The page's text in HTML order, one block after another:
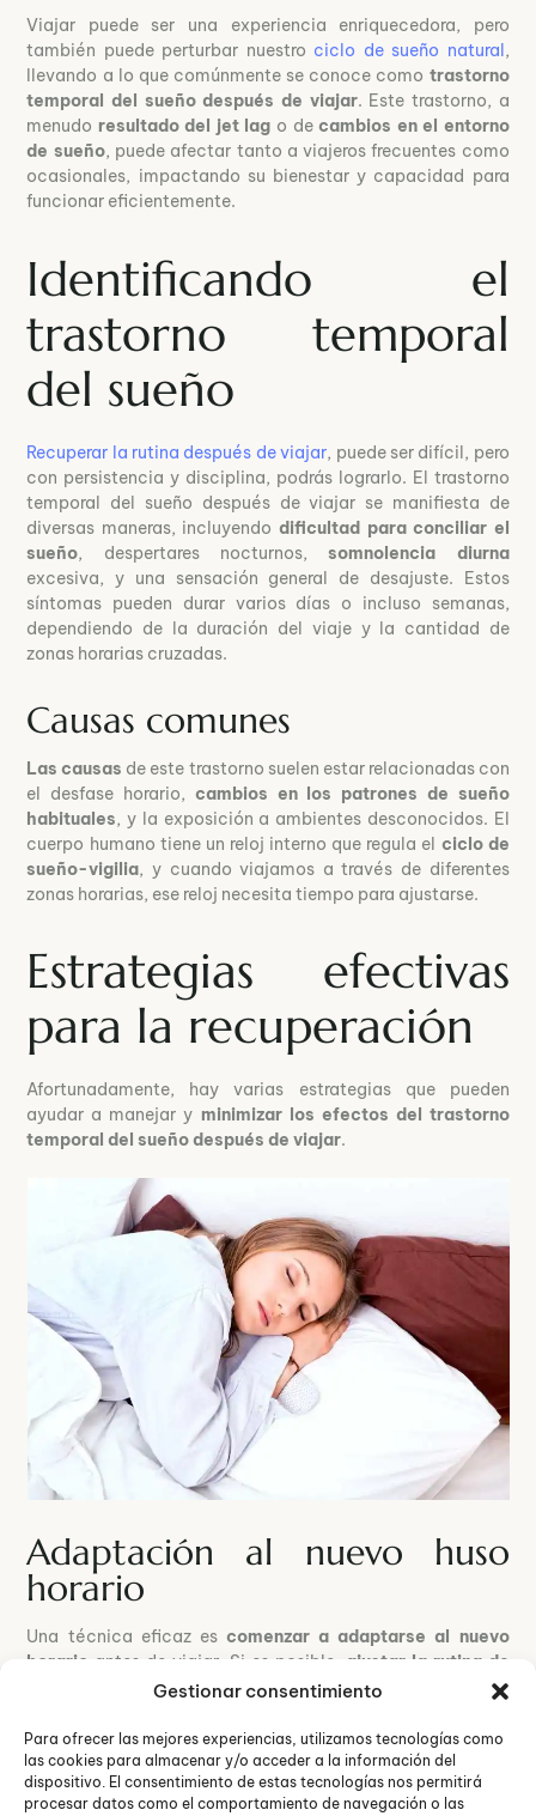
Gestionar consentimiento
Para ofrecer las mejores experiencias, utilizamos tecnologías como
las cookies para almacenar y/o acceder a la información del
dispositivo. El consentimiento de estas tecnologías nos permitirá
procesar datos como el comportamiento de navegación o las
Viajar puede ser una experiencia enriquecedora, pero
también puede perturbar nuestro ciclo de sueño natural ,
llevando a lo que comúnmente se conoce como trastorno
temporal del sueño después de viajar. Este trastorno, a
menudo resultado del jet lag o decambios en el entorno
de sueño, puede afectar tanto a viajeros frecuentes como
ocasionales, impactando su bienestar y capacidad para
funcionar eficientemente.
Identificando el
trastorno temporal
del sueño
Recuperar la rutina después de viajar, puede ser difícil, pero
con persistencia y disciplina, podrás lograrlo. El trastorno
temporal del sueño después de viajar se manifiesta de
diversas maneras, incluyendo dificultad para conciliar el
sueño, despertares nocturnos,somnolencia diurna
excesiva, y una sensación general de desajuste. Estos
síntomas pueden durar varios días o incluso semanas,
dependiendo de la duración del viaje y la cantidad de
zonas horarias cruzadas.
Causas comunes
Las causas de este trastorno suelen estar relacionadas con
el desfase horario, cambios en los patrones de sueño
habituales, y la exposición a ambientes desconocidos. El
cuerpo humano tiene un reloj interno que regula el ciclo de
sueño-vigilia, y cuando viajamos a través de diferentes
zonas horarias, ese reloj necesita tiempo para ajustarse.
Estrategias efectivas
para la recuperación
Afortunadamente, hay varias estrategias que pueden
ayudar a manejar y minimizar los efectos del trastorno
temporal del sueño después de viajar.
Adaptación al nuevo huso
horario
Una técnica eficaz escomenzar a adaptarse al nuevo
horario antes de viajar. Si es posible,
ajustar la rutina de
varios días antes de tu viaje, acostándote y
dirección de tu viaje. Esta preparación previa puede
facilitar la transición una vez que llegues a tu destino.